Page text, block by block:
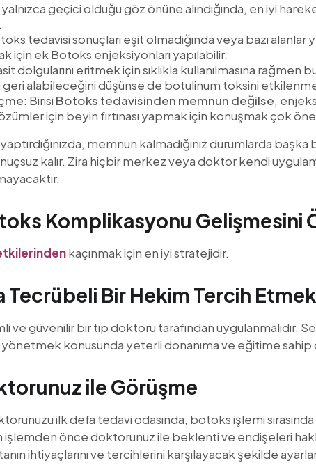
geçici olduğu göz önüne alındığında, en iyi
tedavisi sonuçları eşit olmadığında veya bazı
için ek Botoks enjeksiyonları yapılabilir.
dolgularını eritmek için sıklıkla kullanılmasına rağmen
geri alabileceğini düşünse de botulinum toksini
: Birisi Botoks tedavisinden memnun değilse,
için beyin fırtınası yapmak için konuşmak çok
memnun kalmadığınız durumlarda
kalır. Zira hiçbir merkez veya doktor kendi
Komplikasyonu Gelişmesini
kaçınmak için en iyi stratejidir.
Bir Hekim Tercih Etmek
ve güvenilir bir tıp doktoru tarafından
yönetmek konusunda yeterli donanıma ve eğitime sahip
ile Görüşme
ilk defa tedavi odasında, botoks işlemi
işlemden önce doktorunuz ile beklenti ve endişeleri
ihtiyaçlarını ve tercihlerini karşılayacak şekilde